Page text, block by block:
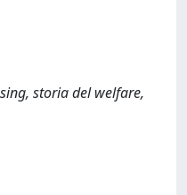
storia del welfare,